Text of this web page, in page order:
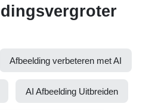
Afbeelding verbeteren met AI
AI Afbeelding Uitbreiden